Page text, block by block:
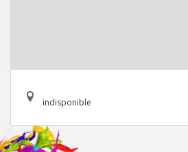
indisponible